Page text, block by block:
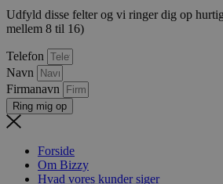
Udfyld disse felter og vi ringer dig op
mellem 8 til 16)
Telefon
Navn
Firmanavn
Ring mig op
Forside
Om Bizzy
Hvad vores kunder siger